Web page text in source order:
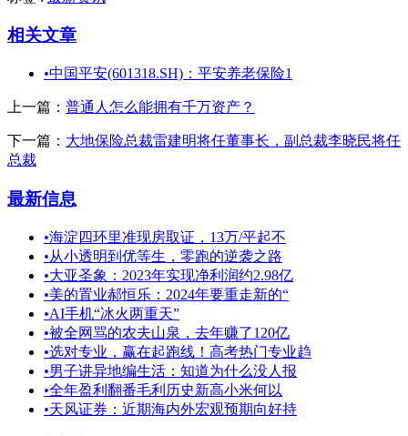
相关文章
•中国平安(601318.SH)：平安养老保险1
上一篇： 普通人怎么能拥有千万资产？
下一篇： 大地保险总裁雷建明将任董事长，副总裁李晓民将任
总裁
最新信息
•海淀四环里准现房取证，13万/平起不
•从小透明到优等生，零跑的逆袭之路
•大亚圣象：2023年实现净利润约2.98亿
•美的置业郝恒乐：2024年要重走新的“
•AI手机“冰火两重天”
•被全网骂的农夫山泉，去年赚了120亿
•选对专业，赢在起跑线！高考热门专业趋
•男子讲异地编生活：知道为什么没人报
•全年盈利翻番毛利历史新高小米何以
•天风证券：近期海内外宏观预期向好持